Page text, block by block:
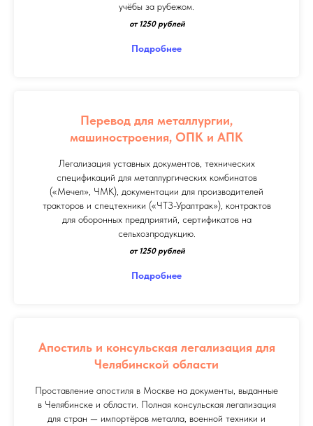
учёбы за рубежом.
от 1250 рублей
Подробнее
Перевод для металлургии,
машиностроения, ОПК и АПК
Легализация уставных документов, технических
спецификаций для металлургических комбинатов
(«Мечел», ЧМК), документации для производителей
тракторов и спецтехники («ЧТЗ-Уралтрак»), контрактов
для оборонных предприятий, сертификатов на
сельхозпродукцию.
от 1250 рублей
Подробнее
Апостиль и консульская легализация для
Челябинской области
Проставление апостиля в Москве на документы, выданные
в Челябинске и области. Полная консульская легализация
для стран — импортёров металла, военной техники и